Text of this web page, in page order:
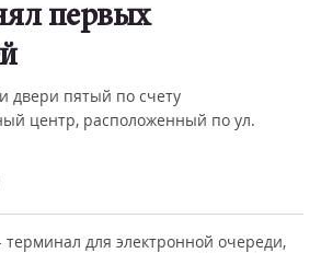
первых
двери пятый по счету
центр, расположенный по ул.
терминал для электронной очереди,